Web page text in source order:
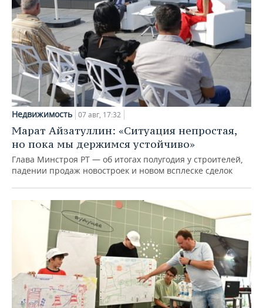
Недвижимость 07 авг, 17:32
Марат Айзатуллин: «Ситуация непростая,
но пока мы держимся устойчиво»
Глава Минстроя РТ — об итогах полугодия у строителей,
падении продаж новостроек и новом всплеске сделок